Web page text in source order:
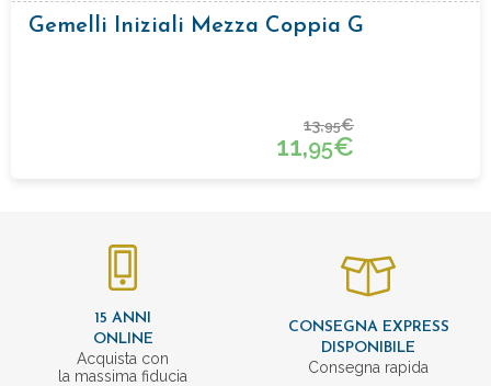
Gemelli Iniziali Mezza Coppia G
13,95€
11,95€
15 ANNI
ONLINE
Acquista con
la massima fiducia
CONSEGNA EXPRESS
DISPONIBILE
Consegna rapida